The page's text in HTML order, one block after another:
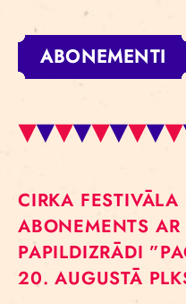
ABONEMENTI
CIRKA
ABONEMENTS AR
PAPILDIZRĀDI
20. AUGUSTĀ